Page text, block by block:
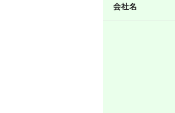
会社名